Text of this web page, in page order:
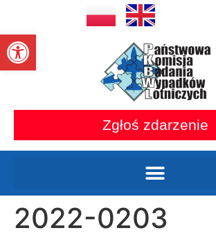
Otwórz pasek narzędzi
Zgłoś zdarzenie
2022-0203